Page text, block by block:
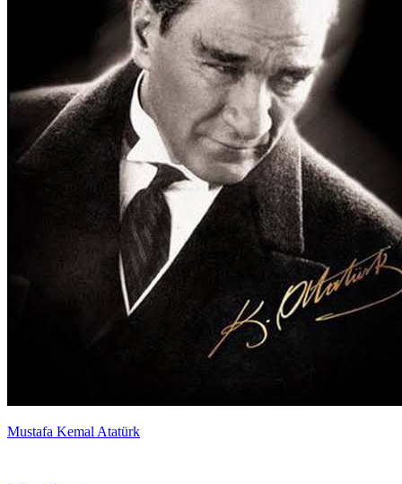
Mustafa Kemal Atatürk